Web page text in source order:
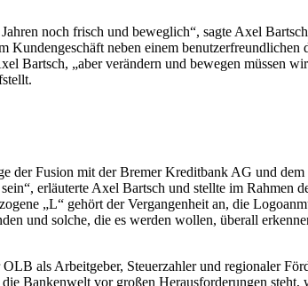
noch frisch und beweglich“, sagte Axel
neben einem
Bartsch, „aber verändern und bewegen müssen
Fusion mit der Bremer Kreditbank AG und
erläuterte Axel Bartsch und stellte im Rahmen
„L“ gehört der Vergangenheit an, die
und solche, die es werden wollen, überall
als Arbeitgeber, Steuerzahler und regionaler
Bankenwelt vor großen Herausforderungen